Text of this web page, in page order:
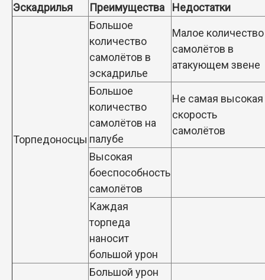
Эскадрилья Преимущества Недостатки
Торпедоносцы
Большое
количество
самолётов в
эскадрилье
Малое количество
самолётов в
атакующем звене
Большое
количество
самолётов на
палубе
Не самая высокая
скорость
самолётов
Высокая
боеспособность
самолётов
Каждая
торпеда
наносит
большой урон
Большой урон